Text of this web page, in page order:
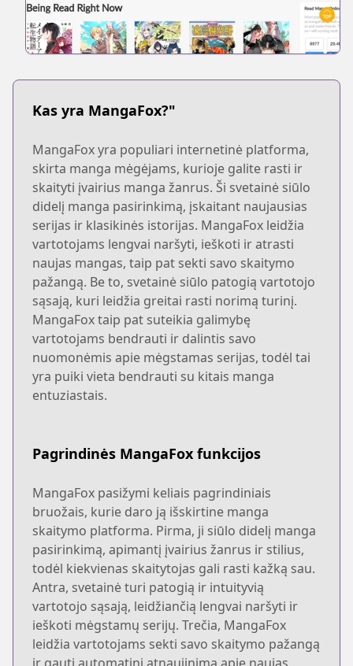
Kas yra MangaFox?"
MangaFox yra populiari internetinė platforma,
skirta manga mėgėjams, kurioje galite rasti ir
skaityti įvairius manga žanrus. Ši svetainė siūlo
didelį manga pasirinkimą, įskaitant naujausias
serijas ir klasikinės istorijas. MangaFox leidžia
vartotojams lengvai naršyti, ieškoti ir atrasti
naujas mangas, taip pat sekti savo skaitymo
pažangą. Be to, svetainė siūlo patogią vartotojo
sąsają, kuri leidžia greitai rasti norimą turinį.
MangaFox taip pat suteikia galimybę
vartotojams bendrauti ir dalintis savo
nuomonėmis apie mėgstamas serijas, todėl tai
yra puiki vieta bendrauti su kitais manga
entuziastais.
Pagrindinės MangaFox funkcijos
MangaFox pasižymi keliais pagrindiniais
bruožais, kurie daro ją išskirtine manga
skaitymo platforma. Pirma, ji siūlo didelį manga
pasirinkimą, apimantį įvairius žanrus ir stilius,
todėl kiekvienas skaitytojas gali rasti kažką sau.
Antra, svetainė turi patogią ir intuityvią
vartotojo sąsają, leidžiančią lengvai naršyti ir
ieškoti mėgstamų serijų. Trečia, MangaFox
leidžia vartotojams sekti savo skaitymo pažangą